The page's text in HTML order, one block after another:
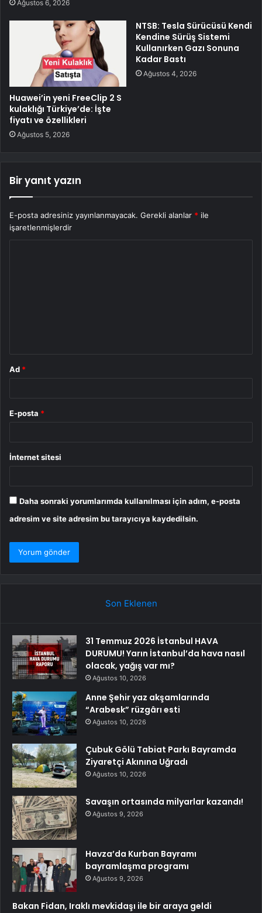
Ağustos 6, 2026
Huawei’in yeni FreeClip 2 S
kulaklığı Türkiye’de: İşte
fiyatı ve özellikleri
Ağustos 5, 2026
NTSB: Tesla Sürücüsü Kendi
Kendine Sürüş Sistemi
Kullanırken Gazı Sonuna
Kadar Bastı
Ağustos 4, 2026
Bir yanıt yazın
E-posta adresiniz yayınlanmayacak. Gerekli alanlar * ile
işaretlenmişlerdir
Ad *
E-posta *
İnternet sitesi
Daha sonraki yorumlarımda kullanılması için adım, e-posta
adresim ve site adresim bu tarayıcıya kaydedilsin.
Son Eklenen
31 Temmuz 2026 İstanbul HAVA
DURUMU! Yarın İstanbul’da hava nasıl
olacak, yağış var mı?
Ağustos 10, 2026
Anne Şehir yaz akşamlarında
“Arabesk” rüzgârı esti
Ağustos 10, 2026
Çubuk Gölü Tabiat Parkı Bayramda
Ziyaretçi Akınına Uğradı
Ağustos 10, 2026
Savaşın ortasında milyarlar kazandı!
Ağustos 9, 2026
Havza’da Kurban Bayramı
bayramlaşma programı
Ağustos 9, 2026
Bakan Fidan, Iraklı mevkidaşı ile bir araya geldi